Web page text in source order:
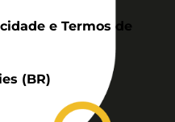
e Termos de
(BR)